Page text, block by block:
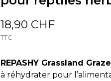
18,90 CHF
TTC
REPASHY Grassland
à réhydrater pour